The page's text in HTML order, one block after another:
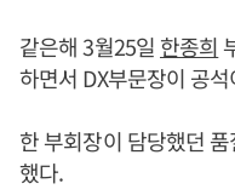
같은해 3월25일 한종희
하면서 DX부문장이 공
한 부회장이 담당했던
했다.